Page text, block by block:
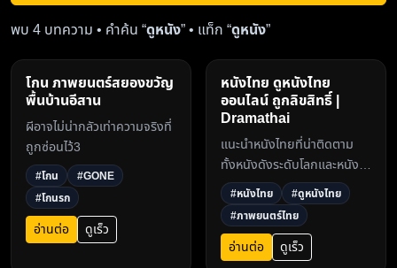
พบ 4 บทความ • คำค้น “ดูหนัง” • แท็ก “ดูหนัง”
โกน ภาพยนตร์สยองขวัญ
พื้นบ้านอีสาน
ผีอาจไม่น่ากลัวเท่าความจริงที่
ถูกซ่อนไว้3
#โกน
#GONE
#โกนรก
อ่านต่อ ดูเร็ว
หนังไทย ดูหนังไทย
ออนไลน์ ถูกลิขสิทธิ์ |
Dramathai
แนะนำหนังไทยที่น่าติดตาม
ทั้งหนังดังระดับโลกและหนัง
ใหม่ล่าสุด ดูหนังไทยออนไลน์
คุณภาพสูง ถูกลิขสิทธิ์ได้ที่
Dramathai.com3
#หนังไทย
#ดูหนังไทย
#ภาพยนตร์ไทย
อ่านต่อ ดูเร็ว